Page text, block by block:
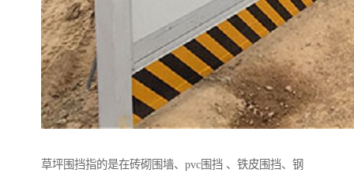
草坪围挡指的是在砖砌围墙、pvc围挡 、铁皮围挡、钢